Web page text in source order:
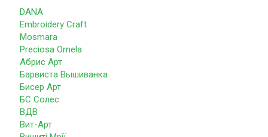
DANA
Embroidery Craft
Mosmara
Preciosa Ornela
Абрис Арт
Барвиста Вышиванка
Бисер Арт
БС Солес
ВДВ
Вит-Арт